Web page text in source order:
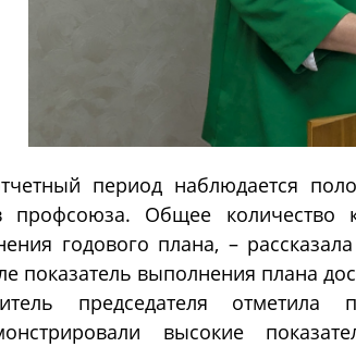
период наблюдается
профсоюза. Общее количество
годового плана, –
показатель выполнения плана
председателя отметила
высокие